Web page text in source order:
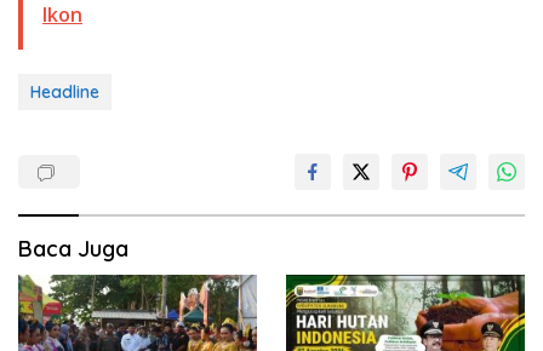
Ikon
Headline
Baca Juga